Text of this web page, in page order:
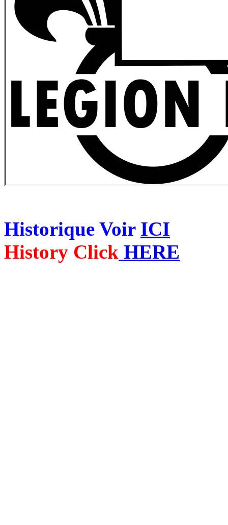
Historique Voir ICI
History Click HERE